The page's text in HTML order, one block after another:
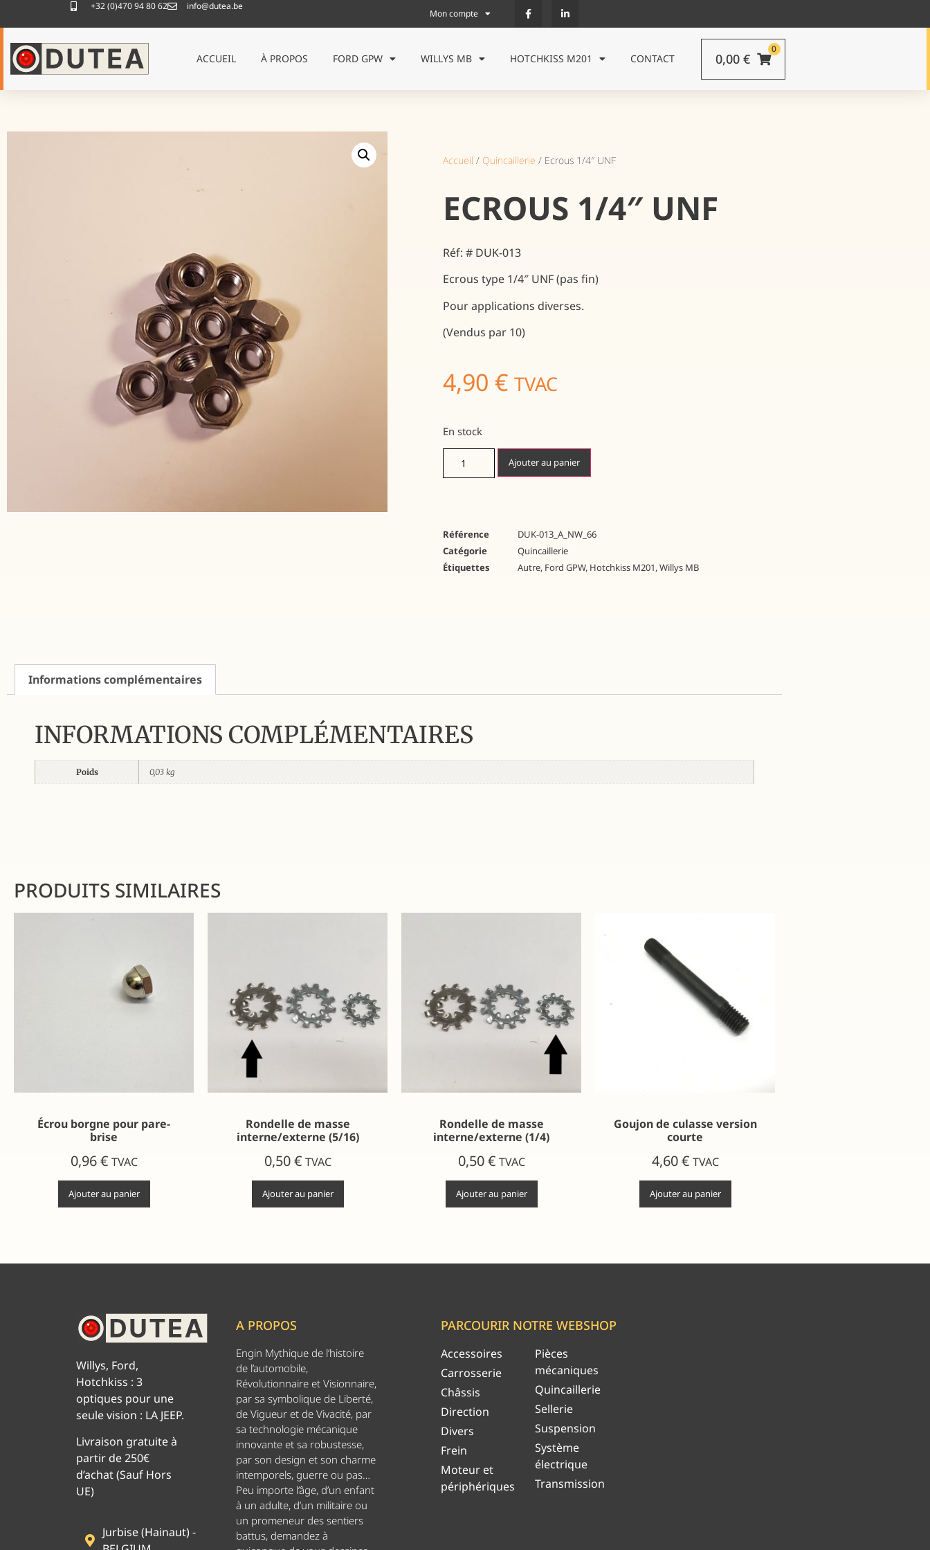
+32 (0)470 94 80 62 info@dutea.be
Mon compte
ACCUEIL À PROPOS FORD GPW WILLYS MB HOTCHKISS M201 CONTACT
0
0,00 €
Accueil / Quincaillerie / Ecrous 1/4″ UNF
ECROUS 1/4″ UNF
Réf: # DUK-013
Ecrous type 1/4″ UNF (pas fin)
Pour applications diverses.
(Vendus par 10)
4,90 € TVAC
En stock
Ajouter au panier
Référence
DUK-013_A_NW_66
Catégorie
Quincaillerie
Étiquettes
Autre, Ford GPW, Hotchkiss M201,Willys MB
Informations complémentaires
INFORMATIONS COMPLÉMENTAIRES
Poids 0,03 kg
PRODUITS SIMILAIRES
Écrou borgne pour pare-
brise
0,96€ TVAC
Ajouter au panier
Rondelle de masse
interne/externe (5/16)
0,50€ TVAC
Ajouter au panier
Rondelle de masse
interne/externe (1/4)
0,50€ TVAC
Ajouter au panier
Goujon de culasse version
courte
4,60€ TVAC
Ajouter au panier
Willys, Ford,
Hotchkiss : 3
optiques pour une
seule vision : LA JEEP.
Livraison gratuite à
partir de 250€
d’achat (Sauf Hors
UE)
Jurbise (Hainaut) -
A PROPOS
Engin Mythique de l’histoire
de l’automobile,
Révolutionnaire et Visionnaire,
par sa symbolique de Liberté,
de Vigueur et de Vivacité, par
sa technologie mécanique
innovante et sa robustesse,
par son design et son charme
intemporels, guerre ou pas…
Peu importe l’âge, d’un enfant
à un adulte, d’un militaire ou
un promeneur des sentiers
battus, demandez à
PARCOURIR NOTRE WEBSHOP
Accessoires
Carrosserie
Châssis
Direction
Divers
Frein
Moteur et
périphériques
Pièces
mécaniques
Quincaillerie
Sellerie
Suspension
Système
électrique
Transmission